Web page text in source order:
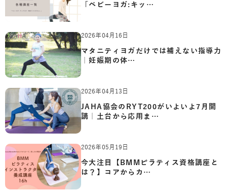
「ベビーヨガ:キッ…
2026年04月16日
マタニティヨガだけでは補えない指導力
｜妊娠期の体…
2026年04月13日
JAHA協会のRYT200がいよいよ7月開
講｜土台から応用ま…
2026年05月19日
今大注目【BMMピラティス資格講座と
は？】コアからカ…